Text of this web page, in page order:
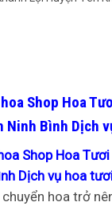
Shop Hoa
Ninh Bình Dịch
Shop Hoa Tươi
Dịch vụ hoa
chuyển hoa trở